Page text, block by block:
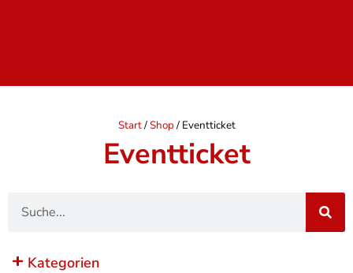
Start/Shop/ Eventticket
Eventticket
Kategorien